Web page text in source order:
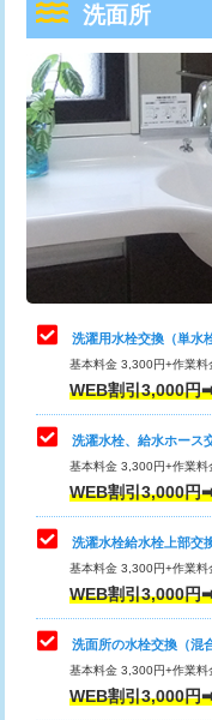
追加人工
廃棄・処分
※給水管工事は20mm
給水管工事※（土の掘
業)
給水管工事※（塩ビ管
用/3ｍまで)
給水管工事※（塩ビ管
用（追加）/3ｍ超え)
給水管工事※（ライニ
管・ポリ管・HT管使
給水管工事※（ライニ
管・ポリ管・HT管使
排水管工事（土の掘
業）
排水管工事（排水管工
排水管工事（追加 排
え）
マス交換（土の掘削
マス交換（深さ50㎝未
マス交換（深さ50㎝以
トーラー機使用/3mまで
追加トーラー機使用/3m
カメラ調査
桝清掃
止水・漏水調査・防水
理・調整・分解・加工
止水・漏水調査・防
理・調整・分解・加工
止水・漏水調査・防
理・調整・分解・加
キッチンタンク脱着
その他部品の脱着
交換・取付（タンク）
交換・取付(単水栓（
式）)
交換・取付(混合水栓
式・ワンホール）)
洗面所
洗濯用水栓交換（単水
基本料金 3,300円+作業
WEB割引3,000円
洗濯水栓、給水ホース
基本料金 3,300円+作業
WEB割引3,000円
洗濯水栓給水栓上部交
基本料金 3,300円+作業
WEB割引3,000円
洗面所の水栓交換（混
基本料金 3,300円+作業
WEB割引3,000円